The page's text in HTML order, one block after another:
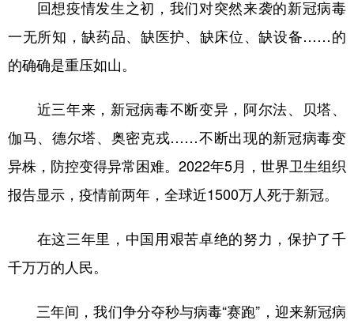
法律 中央文件 金融 汽车
食品 人居 信息化 数字经济
城市 旅游 能源 会展
彩票 娱乐 时尚 悦读
地方频道
北京 天津 河北 山西
回想疫情发生之初，我们对突然来袭的新冠病毒
一无所知，缺药品、缺医护、缺床位、缺设备……的
的确确是重压如山。
近三年来，新冠病毒不断变异，阿尔法、贝塔、
伽马、德尔塔、奥密克戎……不断出现的新冠病毒变
异株，防控变得异常困难。2022年5月，世界卫生组织
报告显示，疫情前两年，全球近1500万人死于新冠。
在这三年里，中国用艰苦卓绝的努力，保护了千
千万万的人民。
三年间，我们争分夺秒与病毒“赛跑”，迎来新冠病